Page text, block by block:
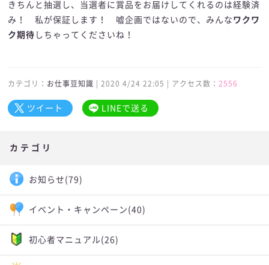
きちんと抽選し、当選者に賞品をお届けしてくれるのは経験済
み！ 私が保証します！ 嘘企画ではないので、みんな ワクワ
ク期待 しちゃってくださいね！
カテゴリ： お仕事豆知識 | 2020 4/24 22:05 | アクセス数：2556
ツイート LINEで送る
カテゴリ
お知らせ (79)
イベント・キャンペーン (40)
初心者マニュアル(26)